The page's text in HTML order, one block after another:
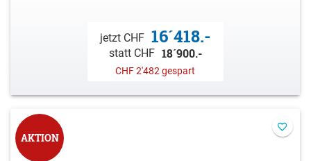
jetzt CHF 16´418.-
statt CHF 18´900.-
CHF 2'482 gespart
AKTION